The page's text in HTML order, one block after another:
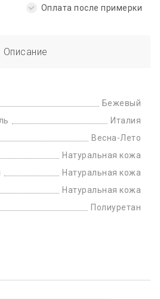
Оплата после примерки
Описание
Бежевый
Италия
Весна-Лето
Натуральная кожа
Натуральная кожа
Натуральная кожа
Полиуретан